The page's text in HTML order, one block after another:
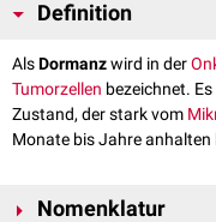
Definition
AlsDormanzwird in der
Tumorzellen bezeichnet.
Zustand, der stark vom
Monate bis Jahre anhalten
Nomenklatur